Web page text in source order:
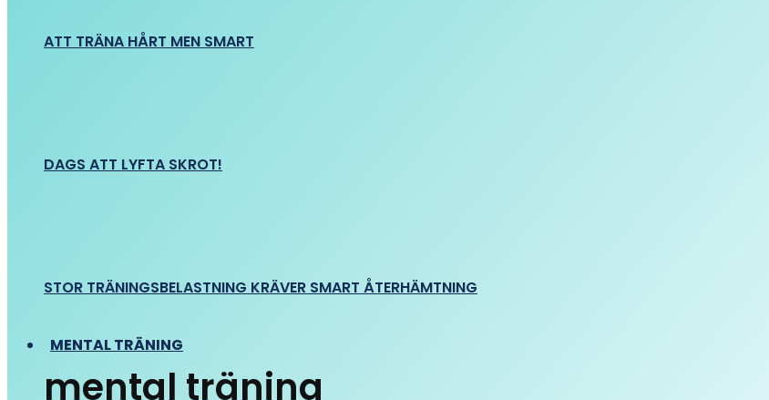
ATT TRÄNA HÅRT MEN SMART
DAGS ATT LYFTA SKROT!
STOR TRÄNINGSBELASTNING KRÄVER SMART ÅTERHÄMTNING
MENTAL TRÄNING
mental träning